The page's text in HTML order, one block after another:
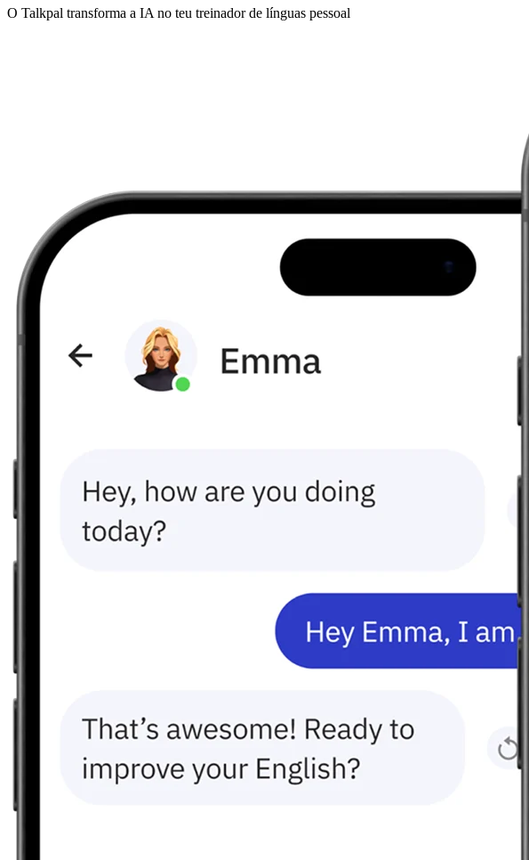
O Talkpal transforma a IA no teu treinador de línguas pessoal